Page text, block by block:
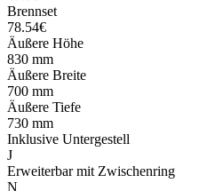
Brennset
78.54€
Äußere Höhe
830 mm
Äußere Breite
700 mm
Äußere Tiefe
730 mm
Inklusive Untergestell
J
Erweiterbar mit Zwischenring
N